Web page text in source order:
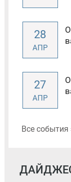
28
АПР
27
АПР
Все события